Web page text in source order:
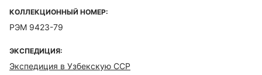
КОЛЛЕКЦИОННЫЙ НОМЕР:
РЭМ 9423-79
ЭКСПЕДИЦИЯ:
Экспедиция в Узбекскую ССР